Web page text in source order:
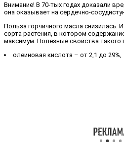
Внимание! В 70-тых годах доказали
она оказывает на сердечно-
Польза горчичного масла снизилась.
сорта растения, в котором
максимум. Полезные свойства такого
олеиновая кислота – от 2,1 до 29%,